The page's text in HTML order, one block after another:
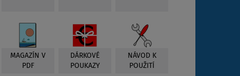
MAGAZÍN V
PDF
DÁRKOVÉ
POUKAZY
NÁVOD K
POUŽITÍ